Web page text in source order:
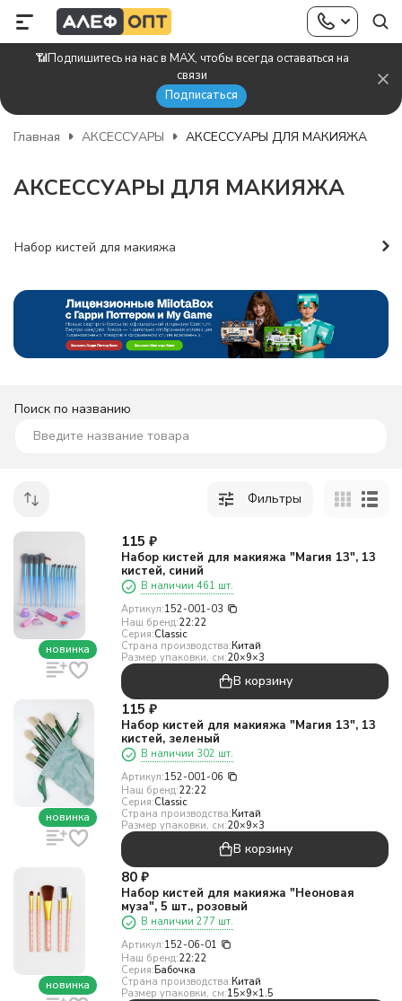
📶Подпишитесь на нас в MAX, чтобы всегда оставаться на
связи
Подписаться
Главная АКСЕССУАРЫ АКСЕССУАРЫ ДЛЯ МАКИЯЖА
АКСЕССУАРЫ ДЛЯ МАКИЯЖА
Набор кистей для макияжа
Поиск по названию
Фильтры
новинка
115 ₽
Набор кистей для макияжа "Магия 13", 13
кистей, синий
В наличии 461 шт.
Артикул:152-001-03
Наш бренд:22:22
Серия:Classic
Страна производства:Китай
Размер упаковки, см:20×9×3
В корзину
новинка
115 ₽
Набор кистей для макияжа "Магия 13", 13
кистей, зеленый
В наличии 302 шт.
Артикул:152-001-06
Наш бренд:22:22
Серия:Classic
Страна производства:Китай
Размер упаковки, см:20×9×3
В корзину
новинка
80 ₽
Набор кистей для макияжа "Неоновая
муза", 5 шт., розовый
В наличии 277 шт.
Артикул:152-06-01
Наш бренд:22:22
Серия:Бабочка
Страна производства:Китай
Размер упаковки, см:15×9×1.5